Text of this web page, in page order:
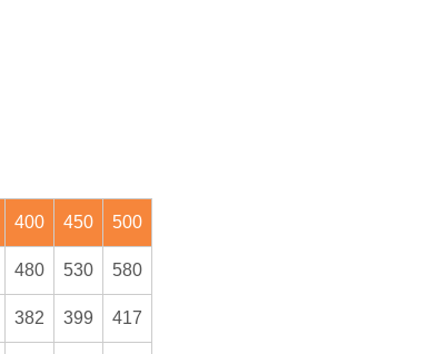
400 450 500
480 530 580
382 399 417